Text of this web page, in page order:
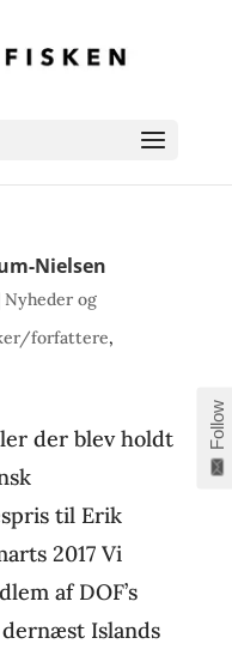
Nielsen
Nyheder og
forfattere,
der blev holdt
til Erik
2017 Vi
af DOF’s
Islands
Follow